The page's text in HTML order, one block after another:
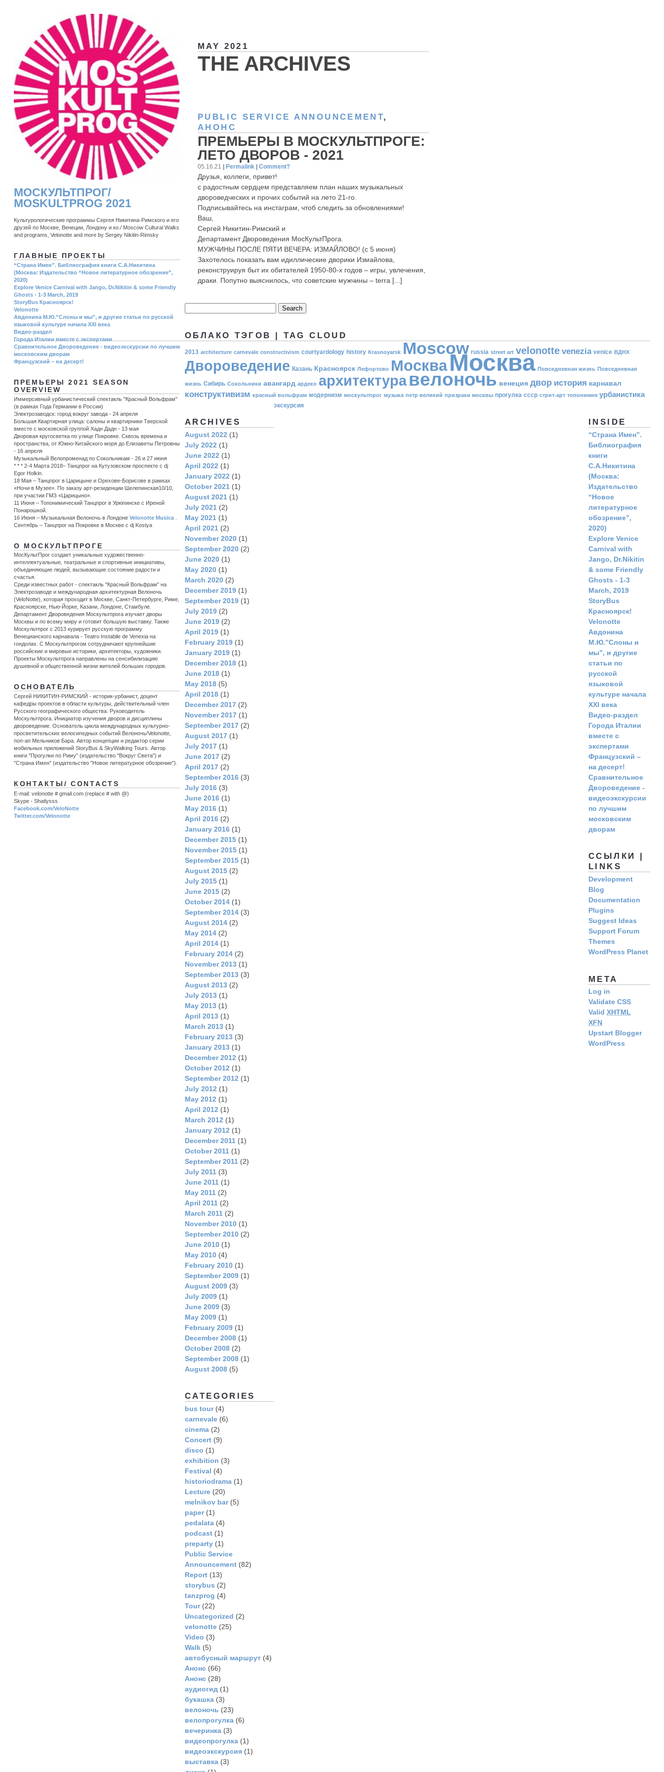
MAY 2021
THE ARCHIVES
PUBLIC SERVICE ANNOUNCEMENT,
АНОНС
ПРЕМЬЕРЫ В МОСКУЛЬТПРОГЕ:
ЛЕТО ДВОРОВ - 2021
05.16.21 Permalink Comment?
Друзья, коллеги, привет!
с радостным сердцем представляем план наших музыкальных
двороведческих и прочих событий на лето 21-го.
Подписывайтесь на инстаграм, чтоб следить за обновлениями!
Ваш,
Сергей Никитин-Римский и
Департамент Двороведения МосКультПрога.
МУЖЧИНЫ ПОСЛЕ ПЯТИ ВЕЧЕРА: ИЗМАЙЛОВО! (с 5 июня)
Захотелось показать вам идиллические дворики Измайлова,
реконструируя быт их обитателей 1950-80-х годов – игры, увлечения,
драки. Попутно выяснилось, что советские мужчины – terra [...]
МОСКУЛЬТПРОГ/
MOSKULTPROG 2021
Культурологические программы Сергея Никитина-Римского и его
друзей по Москве, Венеции, Лондону и ко./ Moscow Cultural Walks
and programs, Velonotte and more by Sergey Nikitin-Rimsky
ГЛАВНЫЕ ПРОЕКТЫ
“Страна Имен”. Библиография книги С.А.Никитина
(Москва: Издательство “Новое литературное обозрение”,
2020)
Explore Venice Carnival with Jango, Dr.Nikitin & some Friendly
Ghosts - 1-3 March, 2019
StoryBus Красноярск!
Velonotte
Авдонина М.Ю.”Слоны и мы”, и другие статьи по русской
языковой культуре начала ХХI века
Видео-раздел
Города Италии вместе с экспертами
Сравнительное Двороведение - видеоэкскурсии по лучшим
московским дворам
Французский – на десерт!
ПРЕМЬЕРЫ 2021 SEASON
OVERVIEW
Иммерсивный урбанистический спектакль "Красный Вольфрам"
(в рамках Года Германии в России)
Электрозаводск: город вокруг завода - 24 апреля
Большая Квартирная улица: салоны и квартирники Тверской
вместе с московской группой Хадн Дадн - 13 мая
Дворовая кругосветка по улице Покровке. Сквозь времена и
пространства, от Южно-Китайского моря до Елизаветы Петровны
- 16 апреля
Музыкальный Велопроменад по Сокольникам - 26 и 27 июня
* * * 2-4 Марта 2018– Танцпрог на Кутузовском проспекте с dj
Egor Holkin.
18 Мая – Танцпрог в Царицыне и Орехове-Борисове в рамках
«Ночи в Музее». По заказу арт-резиденции Шелепинская10/10,
при участии ГМЗ «Царицыно».
11 Июня – Топонимический Танцпрог в Урюпинске c Иреной
Понарошкой.
16 Июня – Музыкальная Велоночь в Лондоне Velonotte Musica
Сентябрь – Танцпрог на Покровке в Москве с dj Kostya
О МОСКУЛЬТПРОГЕ
МосКультПрог создает уникальные художественно-
интеллектуальные, театральные и спортивные инициативы,
объединяющие людей, вызывающие состояние радости и
счастья.
Среди известных работ - спектакль "Красный Вольфрам" на
Электрозаводе и международная архитектурная Велоночь
(VeloNotte), которая проходит в Москве, Санкт-Петербурге, Риме,
Красноярске, Нью-Йорке, Казани, Лондоне, Стамбуле.
Департамент Двороведения Москультпрога изучает дворы
Москвы и по всему миру и готовит большую выставку. Также
Москультпрог с 2013 курирует русскую программу
Венецианского карнавала - Teatro Instabile de Venexia на
гондолах. С Москультпрогом сотрудничают крупнейшие
российские и мировые историки, архитекторы, художники.
Проекты Москультпрога направлены на сенсибилизацию
душевной и общественной жизни жителей больших городов.
ОСНОВАТЕЛЬ
Сергей НИКИТИН-РИМСКИЙ - историк-урбанист, доцент
кафедры проектов в области культуры, действительный член
Русского географического общества. Руководитель
Москультпрога. Инициатор изучения дворов и дисциплины
двороведение. Основатель цикла международных культурно-
просветительских велосипедных событий Велоночь/Velonotte,
поп-ап Мельников Бара. Автор концепции и редактор серии
мобильных приложений StoryBus & SkyWalking Tours. Автор
книги "Прогулки по Риму" (издательство "Вокруг Света") и
"Страна Имен" (издательство "Новое литературное обозрение").
КОНТАКТЫ/ CONTACTS
E-mail: velonotte # gmail.com (replace # with @)
Skype - Shatlysss
Facebook.com/VeloNotte
Twitter.com/Velonotte
ОБЛАКО ТЭГОВ | TAG CLOUD
2013 architecture carnevale constructivism courtyardology history Krasnoyarsk Moscow russia street art velonotte venezia venice ВДНХ
Двороведение Казань Красноярск Лефортово МоскваМосква Повседневная жизнь Повседневная
жизнь Сибирь Сокольники авангард ардеко архитектуравелоночь венеция двор история карнавал
конструктивизм красный вольфрам модернизм москультпрог музыка петр великий призраки москвы прогулка ссср стрит-арт топонимия урбанистика
экскурсия
INSIDE
“Страна Имен”.
Библиография
книги
С.А.Никитина
(Москва:
Издательство
“Новое
литературное
обозрение”,
2020)
Explore Venice
Carnival with
Jango, Dr.Nikitin
& some Friendly
Ghosts - 1-3
March, 2019
StoryBus
Красноярск!
Velonotte
Авдонина
М.Ю.”Слоны и
мы”, и другие
статьи по
русской
языковой
культуре начала
ХХI века
Видео-раздел
Города Италии
вместе с
экспертами
Французский –
на десерт!
Сравнительное
Двороведение -
видеоэкскурсии
по лучшим
московским
дворам
ССЫЛКИ |
LINKS
Development
Blog
Documentation
Plugins
Suggest Ideas
Support Forum
Themes
WordPress Planet
META
Log in
Validate CSS
Valid XHTML
XFN
Upstart Blogger
WordPress
ARCHIVES
August 2022 (1)
July 2022 (1)
June 2022 (1)
April 2022 (1)
January 2022 (1)
October 2021 (1)
August 2021 (1)
July 2021 (2)
May 2021 (1)
April 2021 (2)
November 2020 (1)
September 2020 (2)
June 2020 (1)
May 2020 (1)
March 2020 (2)
December 2019 (1)
September 2019 (1)
July 2019 (2)
June 2019 (2)
April 2019 (1)
February 2019 (1)
January 2019 (1)
December 2018 (1)
June 2018 (1)
May 2018 (5)
April 2018 (1)
December 2017 (2)
November 2017 (1)
September 2017 (2)
August 2017 (1)
July 2017 (1)
June 2017 (2)
April 2017 (2)
September 2016 (3)
July 2016 (3)
June 2016 (1)
May 2016 (1)
April 2016 (2)
January 2016 (1)
December 2015 (1)
November 2015 (1)
September 2015 (1)
August 2015 (2)
July 2015 (1)
June 2015 (2)
October 2014 (1)
September 2014 (3)
August 2014 (2)
May 2014 (2)
April 2014 (1)
February 2014 (2)
November 2013 (1)
September 2013 (3)
August 2013 (2)
July 2013 (1)
May 2013 (1)
April 2013 (1)
March 2013 (1)
February 2013 (3)
January 2013 (1)
December 2012 (1)
October 2012 (1)
September 2012 (1)
July 2012 (1)
May 2012 (1)
April 2012 (1)
March 2012 (1)
January 2012 (1)
December 2011 (1)
October 2011 (1)
September 2011 (2)
July 2011 (3)
June 2011 (1)
May 2011 (2)
April 2011 (2)
March 2011 (2)
November 2010 (1)
September 2010 (2)
June 2010 (1)
May 2010 (4)
February 2010 (1)
September 2009 (1)
August 2009 (3)
July 2009 (1)
June 2009 (3)
May 2009 (1)
February 2009 (1)
December 2008 (1)
October 2008 (2)
September 2008 (1)
August 2008 (5)
CATEGORIES
bus tour(4)
carnevale (6)
cinema (2)
Concert (9)
disco (1)
exhibition (3)
Festival (4)
historiodrama (1)
Lecture (20)
melnikov bar(5)
paper(1)
pedalata (4)
podcast (1)
preparty (1)
Public Service
Announcement (82)
Report (13)
storybus (2)
tanzprog (4)
Tour(22)
Uncategorized (2)
velonotte (25)
Video (3)
Walk (5)
автобусный маршрут (4)
Анонс (66)
Анонс (28)
аудиогид (1)
букашка (3)
велоночь (23)
велопрогулка (6)
вечеринка (3)
видеопрогулка (1)
видеоэкскурсия (1)
выставка (3)